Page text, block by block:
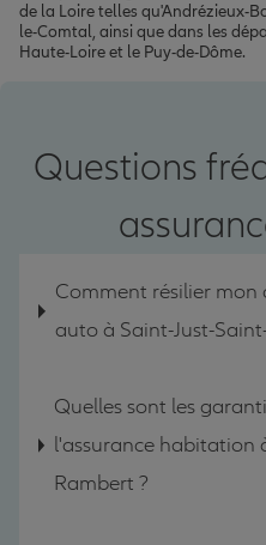
de la Loire telles qu'Andrézieux-
le-Comtal, ainsi que dans les
Haute-Loire et le Puy-de-Dôme.
Questions
Comment résilier mon
auto à Saint-Just-
Quelles sont les
l'assurance habitation
Rambert ?